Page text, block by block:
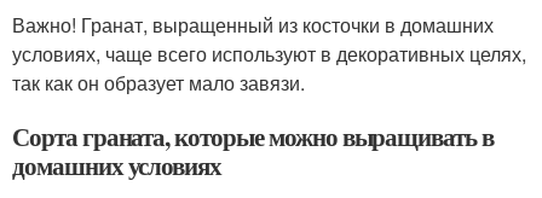
Важно! Гранат, выращенный из косточки в домашних
условиях, чаще всего используют в декоративных целях,
так как он образует мало завязи.
Сорта граната, которые можно выращивать в
домашних условиях